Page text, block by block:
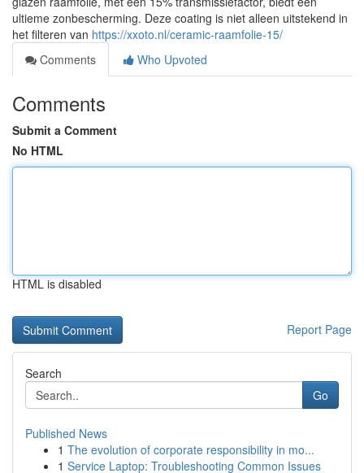
ultieme zonbescherming. Deze coating is niet alleen uitstekend in
het filteren van https://xxoto.nl/ceramic-raamfolie-15/
Comments
Who Upvoted
Comments
Submit a Comment
No HTML
HTML is disabled
Report Page
Search
Go
Published News
1 The evolution of corporate responsibility in mo...
1 Service Laptop: Troubleshooting Common Issues